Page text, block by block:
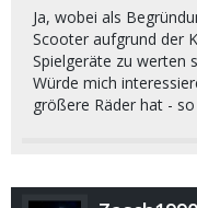
Ja, wobei als
Scooter aufgrund der
Spielgeräte zu werten
Würde mich
größere Räder hat -